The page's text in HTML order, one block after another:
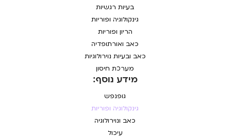
בעיות רגשיות
גינקולוגיה ופוריות
הריון ופוריות
כאב ואורתופדיה
כאב ובעיות נוירולוגיות
מערכת חיסון
מידע נוסף:
גופנפש
גינקולוגיה ופוריות
כאב ונוירולוגיה
עיכול